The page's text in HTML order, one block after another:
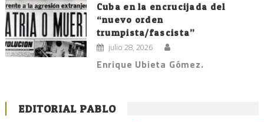
Cuba en la encrucijada del
“nuevo orden
trumpista/fascista”
julio 28, 2026
Enrique Ubieta Gómez.
EDITORIAL PABLO